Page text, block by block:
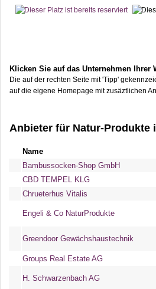
Klicken Sie auf das Unternehmen
Die auf der rechten Seite mit 'Tipp'
auf die eigene Homepage mit zusäztlichen
Anbieter für Natur-Produkte
Name
Bambussocken-Shop GmbH
CBD TEMPEL KLG
Chrueterhus Vitalis
Engeli & Co NaturProdukte
Greendoor Gewächshaustechnik
Groups Real Estate AG
H. Schwarzenbach AG